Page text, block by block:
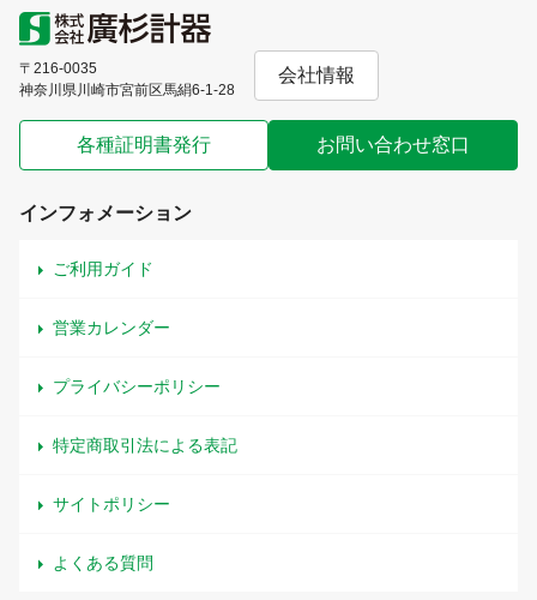
〒216-0035
神奈川県川崎市宮前区馬絹6-1-28
会社情報
各種証明書発行 お問い合わせ窓口
インフォメーション
ご利用ガイド
営業カレンダー
プライバシーポリシー
特定商取引法による表記
サイトポリシー
よくある質問